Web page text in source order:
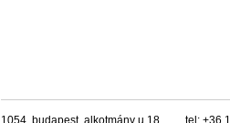
1054. budapest, alkotmány u.18. tel: +36